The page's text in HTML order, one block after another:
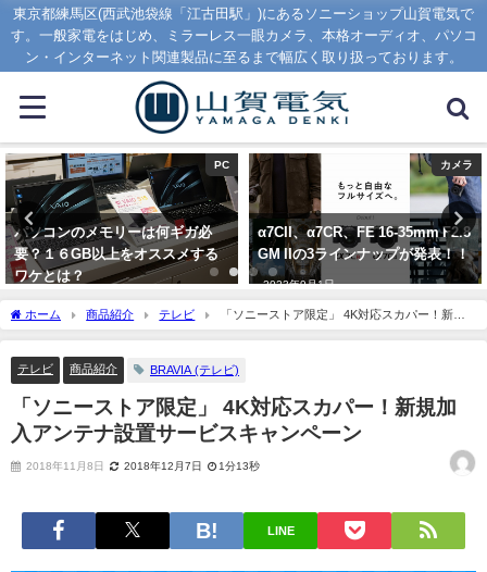
東京都練馬区(西武池袋線「江古田駅」)にあるソニーショップ山賀電気で
す。一般家電をはじめ、ミラーレス一眼カメラ、本格オーディオ、パソコ
ン・インターネット関連製品に至るまで幅広く取り扱っております。
PC
パソコンのメモリーは何ギガ必
要？１６GB以上をオススメする
ワケとは？
カメラ
α7CII、α7CR、FE 16-35mm F2.8
GM IIの3ラインナップが発表！！
2023年9月1日
ホーム 商品紹介 テレビ
「ソニーストア限定」 4K対応スカパー！新規
加入アンテナ設置サービスキャンペーン
テレビ 商品紹介 BRAVIA (テレビ)
「ソニーストア限定」 4K対応スカパー！新規加
入アンテナ設置サービスキャンペーン
2018年11月8日 2018年12月7日 1分13秒
LINE